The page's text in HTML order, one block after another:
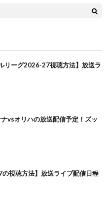
リーグ2026-27視聴方法】放送ラ
vsオリハの放送配信予定！ズッ
の視聴方法】放送ライブ配信日程